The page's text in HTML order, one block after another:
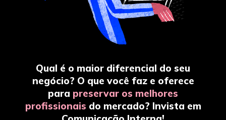
Qual é o maior diferencial do seu
negócio? O que você faz e oferece
para preservar os melhores
profissionais do mercado? Invista em